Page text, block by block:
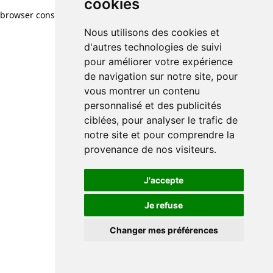
cookies
Nous utilisons des cookies et
d'autres technologies de suivi
pour améliorer votre expérience
de navigation sur notre site, pour
vous montrer un contenu
personnalisé et des publicités
ciblées, pour analyser le trafic de
notre site et pour comprendre la
provenance de nos visiteurs.
J'accepte
Je refuse
Changer mes préférences
cookies
Nous utilisons des cookies et
d'autres technologies de suivi
pour améliorer votre expérience
de navigation sur notre site, pour
vous montrer un contenu
personnalisé et des publicités
ciblées, pour analyser le trafic de
notre site et pour comprendre la
provenance de nos visiteurs.
J'accepte
Je refuse
Changer mes préférences
browser console for more information)